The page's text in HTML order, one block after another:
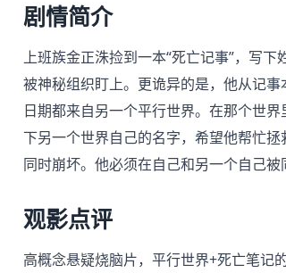
剧情简介
上班族金正洙捡到一本“死亡记事”，写
被神秘组织盯上。更诡异的是，他从记
日期都来自另一个平行世界。在那个世
下另一个世界自己的名字，希望他帮忙
同时崩坏。他必须在自己和另一个自己被
观影点评
高概念悬疑烧脑片，平行世界+死亡笔记